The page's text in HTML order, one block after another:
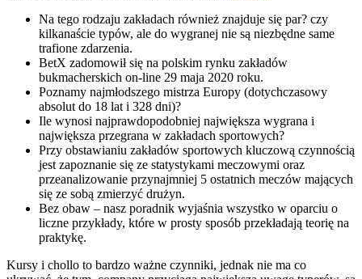
Na tego rodzaju zakładach również znajduje się par? czy
kilkanaście typów, ale do wygranej nie są niezbędne same
trafione zdarzenia.
BetX zadomowił się na polskim rynku zakładów
bukmacherskich on-line 29 maja 2020 roku.
Poznamy najmłodszego mistrza Europy (dotychczasowy
absolut do 18 lat i 328 dni)?
Ile wynosi najprawdopodobniej największa wygrana i
największa przegrana w zakładach sportowych?
Przy obstawianiu zakładów sportowych kluczową czynnością
jest zapoznanie się ze statystykami meczowymi oraz
przeanalizowanie przynajmniej 5 ostatnich meczów mających
się ze sobą zmierzyć drużyn.
Bez obaw – nasz poradnik wyjaśnia wszystko w oparciu o
liczne przykłady, które w prosty sposób przekładają teorię na
praktykę.
Kursy i chollo to bardzo ważne czynniki, jednak nie ma co